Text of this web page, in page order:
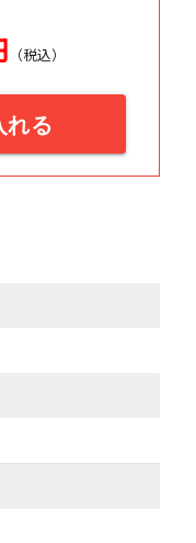
（税込）
れる